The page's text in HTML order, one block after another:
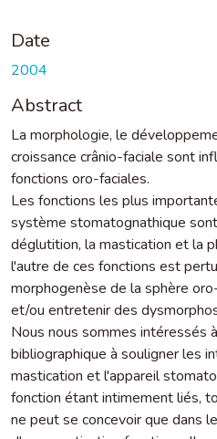
Date
2004
Abstract
La morphologie, le
croissance crânio-faciale sont
fonctions oro-faciales.
Les fonctions les plus
système stomatognathique
déglutition, la mastication et la
l'autre de ces fonctions est
morphogenèse de la sphère
et/ou entretenir des
Nous nous sommes intéressés
bibliographique à souligner les
mastication et l'appareil
fonction étant intimement liés,
ne peut se concevoir que dans